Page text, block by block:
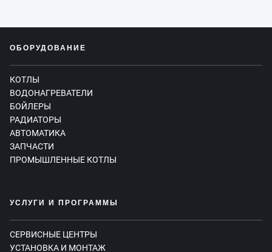
ОБОРУДОВАНИЕ
КОТЛЫ
ВОДОНАГРЕВАТЕЛИ
БОЙЛЕРЫ
РАДИАТОРЫ
АВТОМАТИКА
ЗАПЧАСТИ
ПРОМЫШЛЕННЫЕ КОТЛЫ
УСЛУГИ И ПРОГРАММЫ
СЕРВИСНЫЕ ЦЕНТРЫ
УСТАНОВКА И МОНТАЖ